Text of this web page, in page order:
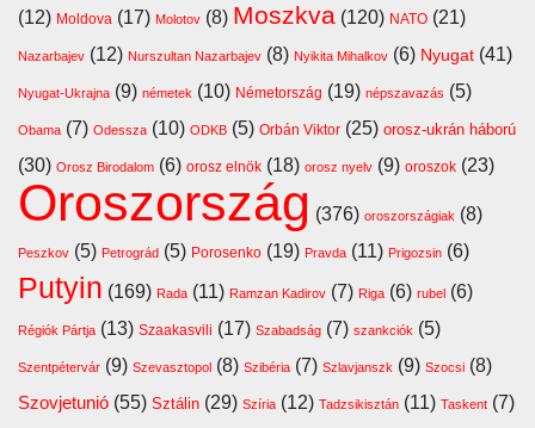
(12) Moldova (17) Molotov (8) Moszkva (120) NATO (21)
Nazarbajev (12) Nurszultan Nazarbajev (8) Nyikita Mihalkov (6) Nyugat (41)
Nyugat-Ukrajna (9) németek (10) Németország (19) népszavazás (5)
Obama (7) Odessza (10) ODKB (5) Orbán Viktor (25) orosz-ukrán háború
(30) Orosz Birodalom (6) orosz elnök (18) orosz nyelv (9) oroszok (23)
Oroszország (376) oroszországiak (8)
Peszkov (5) Petrográd (5) Porosenko (19) Pravda (11) Prigozsin (6)
Putyin (169) Rada (11) Ramzan Kadirov (7) Riga (6) rubel (6)
Régiók Pártja (13) Szaakasvili (17) Szabadság (7) szankciók (5)
Szentpétervár (9) Szevasztopol (8) Szibéria (7) Szlavjanszk (9) Szocsi (8)
Szovjetunió (55) Sztálin (29) Szíria (12) Tadzsikisztán (11) Taskent (7)